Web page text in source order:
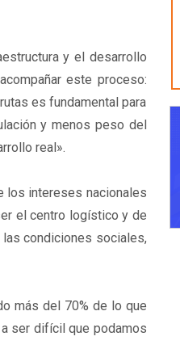
y el desarrollo
este proceso:
es fundamental para
y menos peso del
real».
los intereses nacionales
el centro logístico y de
las condiciones sociales,
más del 70% de lo que
ser difícil que podamos